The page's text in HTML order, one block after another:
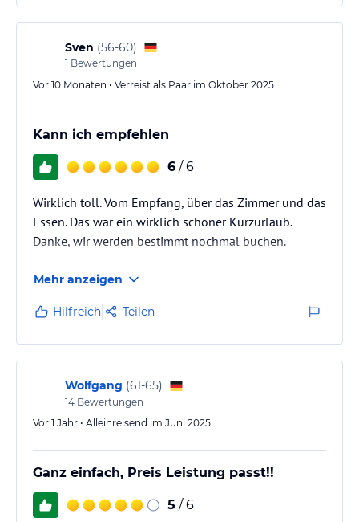
lies vor der Buchung die verbindlichen
jeweiligen Veranstalters.
Sven (56-60)
1 Bewertungen
Vor 10 Monaten • Verreist als Paar im Oktober 2025
Kann ich empfehlen
6 / 6
Wirklich toll. Vom Empfang, über das Zimmer und das
Essen. Das war ein wirklich schöner Kurzurlaub.
Danke, wir werden bestimmt nochmal buchen.
Mehr anzeigen
Hilfreich Teilen
Wolfgang (61-65)
14 Bewertungen
Vor 1 Jahr • Alleinreisend im Juni 2025
Ganz einfach, Preis Leistung passt!!
5 / 6